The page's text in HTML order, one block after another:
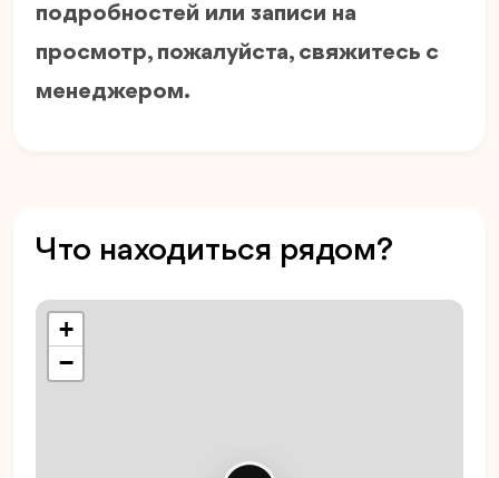
подробностей или записи на
просмотр, пожалуйста, свяжитесь с
менеджером.
Что находиться рядом?
+
−